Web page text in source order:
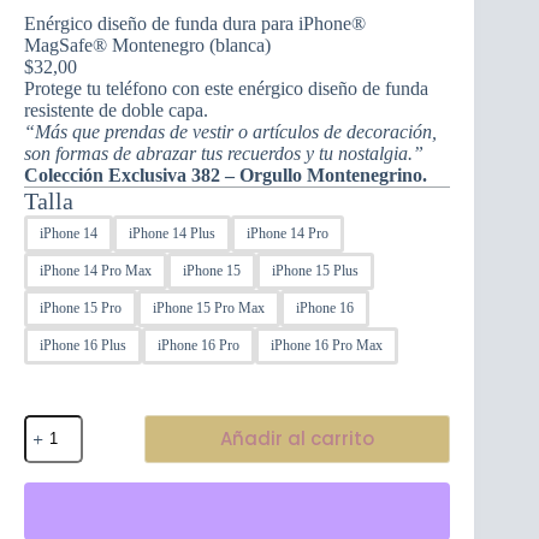
Enérgico diseño de funda dura para iPhone®
MagSafe® Montenegro (blanca)
$32,00
Protege tu teléfono con este enérgico diseño de funda
resistente de doble capa.
“Más que prendas de vestir o artículos de decoración,
son formas de abrazar tus recuerdos y tu nostalgia.”
Colección Exclusiva 382 – Orgullo Montenegrino.
Talla
iPhone 14 iPhone 14 Plus iPhone 14 Pro
iPhone 14 Pro Max iPhone 15 iPhone 15 Plus
iPhone 15 Pro iPhone 15 Pro Max iPhone 16
iPhone 16 Plus iPhone 16 Pro iPhone 16 Pro Max
Enérgico
diseño
de
funda
Añadir al carrito